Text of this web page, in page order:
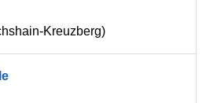
Kreuzberg)